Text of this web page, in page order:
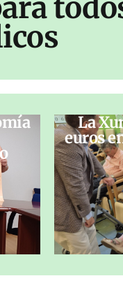
La
euros